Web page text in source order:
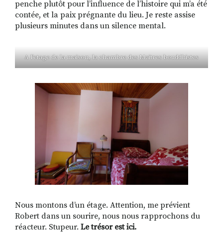
penche plutôt pour l’influence de l’histoire qui m’a été
contée, et la paix prégnante du lieu. Je reste assise
plusieurs minutes dans un silence mental.
A l’etage de la maison, la chambre des Maitres bouddhistes
Nous montons d’un étage. Attention, me prévient
Robert dans un sourire, nous nous rapprochons du
réacteur. Stupeur. Le trésor est ici.